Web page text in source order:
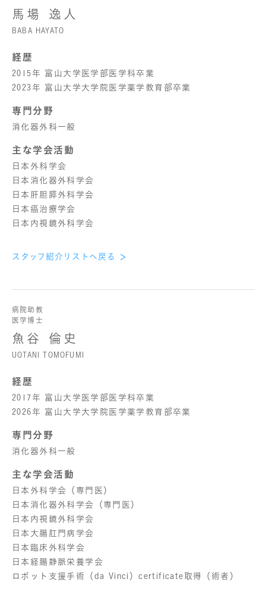
馬場 逸人
BABA HAYATO
経歴
2015年 富山大学医学部医学科卒業
2023年 富山大学大学院医学薬学教育部卒業
専門分野
消化器外科一般
主な学会活動
日本外科学会
日本消化器外科学会
日本肝胆膵外科学会
日本癌治療学会
日本内視鏡外科学会
スタッフ紹介リストへ戻る
病院助教
医学博士
魚谷 倫史
UOTANI TOMOFUMI
経歴
2017年 富山大学医学部医学科卒業
2026年 富山大学大学院医学薬学教育部卒業
専門分野
消化器外科一般
主な学会活動
日本外科学会（専門医）
日本消化器外科学会（専門医）
日本内視鏡外科学会
日本大腸肛門病学会
日本臨床外科学会
日本経腸静脈栄養学会
ロボット支援手術（da Vinci）certificate取得（術者）